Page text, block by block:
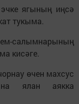
ягының иңсә
тукыма.
салымнарының
кисәге.
өчен махсус
ялан аякка